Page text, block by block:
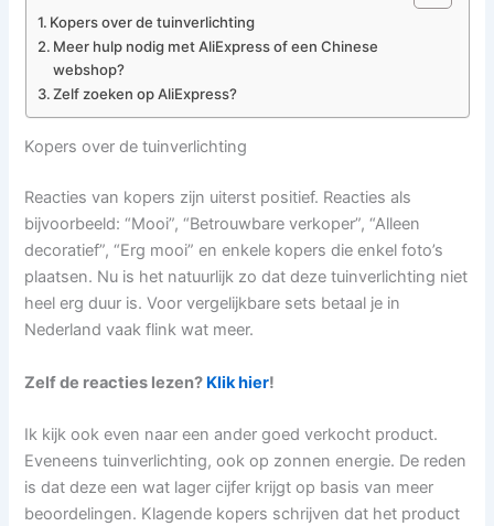
Kopers over de tuinverlichting
Meer hulp nodig met AliExpress of een Chinese
webshop?
Zelf zoeken op AliExpress?
Kopers over de tuinverlichting
Reacties van kopers zijn uiterst positief. Reacties als
bijvoorbeeld: “Mooi”, “Betrouwbare verkoper”, “Alleen
decoratief”, “Erg mooi” en enkele kopers die enkel foto’s
plaatsen. Nu is het natuurlijk zo dat deze tuinverlichting niet
heel erg duur is. Voor vergelijkbare sets betaal je in
Nederland vaak flink wat meer.
Zelf de reacties lezen? Klik hier!
Ik kijk ook even naar een ander goed verkocht product.
Eveneens tuinverlichting, ook op zonnen energie. De reden
is dat deze een wat lager cijfer krijgt op basis van meer
beoordelingen. Klagende kopers schrijven dat het product